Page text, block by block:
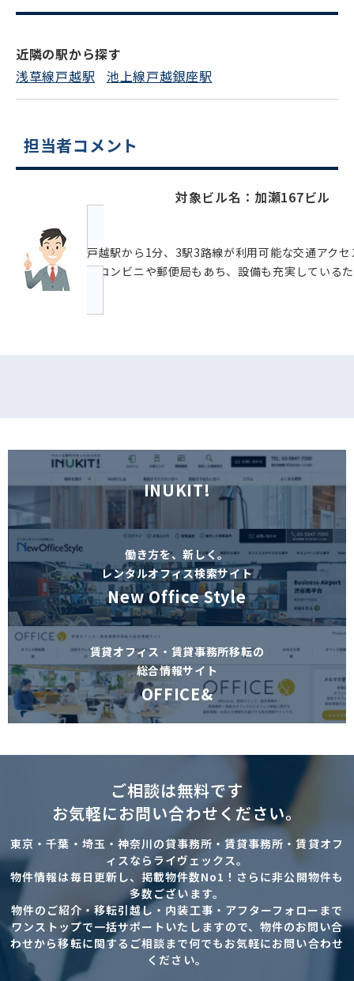
フォームでお問い合わせ
近隣の駅から探す
浅草線戸越駅
池上線戸越銀座駅
担当者コメント
対象ビル名：加瀬167ビル
戸越駅から1分、3駅3路線が利用可能な交通アク
はコンビニや郵便局もあち、設備も充実している
INUKIT!
働き方を、新しく。
レンタルオフィス検索サイト
New Office Style
賃貸オフィス・賃貸事務所移転の
総合情報サイト
OFFICE&
ご相談は無料です
お気軽にお問い合わせください。
東京・千葉・埼玉・神奈川の貸事務所・賃貸事務所・賃貸オフ
ィスならライヴェックス。
物件情報は毎日更新し、掲載物件数No1！さらに非公開物件も
多数ございます。
物件のご紹介・移転引越し・内装工事・アフターフォローまで
ワンストップで一括サポートいたしますので、物件のお問い合
わせから移転に関するご相談まで何でもお気軽にお問い合わせ
ください。